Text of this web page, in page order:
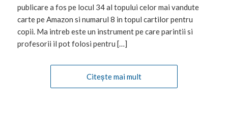
publicare a fos pe locul 34 al topului celor mai vandute
carte pe Amazon si numarul 8 in topul cartilor pentru
copii. Ma intreb este un instrument pe care parintii si
profesorii il pot folosi pentru […]
Citește mai mult